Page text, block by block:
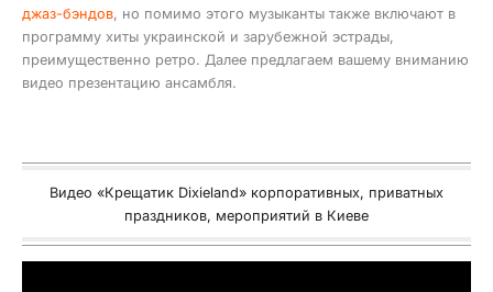
джаз-бэндов, но помимо этого музыканты также включают в
программу хиты украинской и зарубежной эстрады,
преимущественно ретро. Далее предлагаем вашему вниманию
видео презентацию ансамбля.
Видео «Крещатик Dixieland» корпоративных, приватных
праздников, мероприятий в Киеве